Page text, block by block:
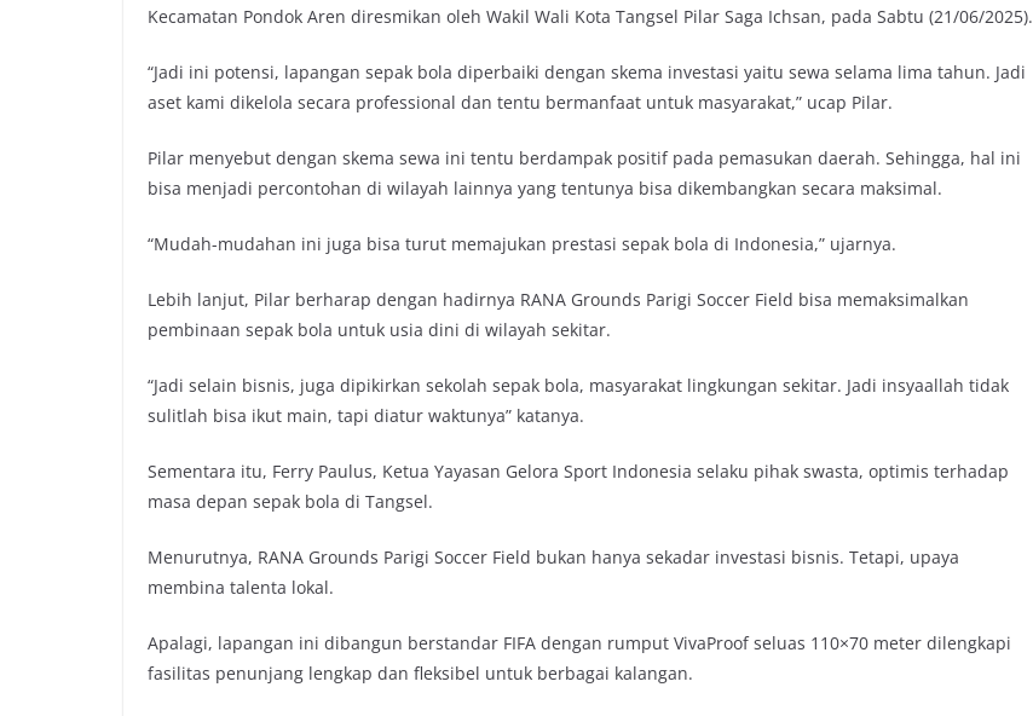
Kecamatan Pondok Aren diresmikan oleh Wakil Wali Kota Tangsel Pilar Saga Ichsan, pada Sabtu (21/06/2025).
“Jadi ini potensi, lapangan sepak bola diperbaiki dengan skema investasi yaitu sewa selama lima tahun. Jadi
aset kami dikelola secara professional dan tentu bermanfaat untuk masyarakat,” ucap Pilar.
Pilar menyebut dengan skema sewa ini tentu berdampak positif pada pemasukan daerah. Sehingga, hal ini
bisa menjadi percontohan di wilayah lainnya yang tentunya bisa dikembangkan secara maksimal.
“Mudah-mudahan ini juga bisa turut memajukan prestasi sepak bola di Indonesia,” ujarnya.
Lebih lanjut, Pilar berharap dengan hadirnya RANA Grounds Parigi Soccer Field bisa memaksimalkan
pembinaan sepak bola untuk usia dini di wilayah sekitar.
“Jadi selain bisnis, juga dipikirkan sekolah sepak bola, masyarakat lingkungan sekitar. Jadi insyaallah tidak
sulitlah bisa ikut main, tapi diatur waktunya” katanya.
Sementara itu, Ferry Paulus, Ketua Yayasan Gelora Sport Indonesia selaku pihak swasta, optimis terhadap
masa depan sepak bola di Tangsel.
Menurutnya, RANA Grounds Parigi Soccer Field bukan hanya sekadar investasi bisnis. Tetapi, upaya
membina talenta lokal.
Apalagi, lapangan ini dibangun berstandar FIFA dengan rumput VivaProof seluas 110×70 meter dilengkapi
fasilitas penunjang lengkap dan fleksibel untuk berbagai kalangan.